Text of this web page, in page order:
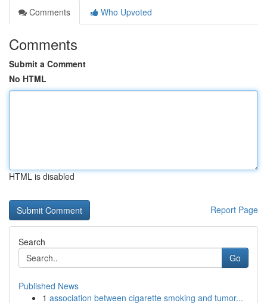
Comments
Who Upvoted
Comments
Submit a Comment
No HTML
HTML is disabled
Report Page
Search
Go
Published News
1 association between cigarette smoking and tumor...